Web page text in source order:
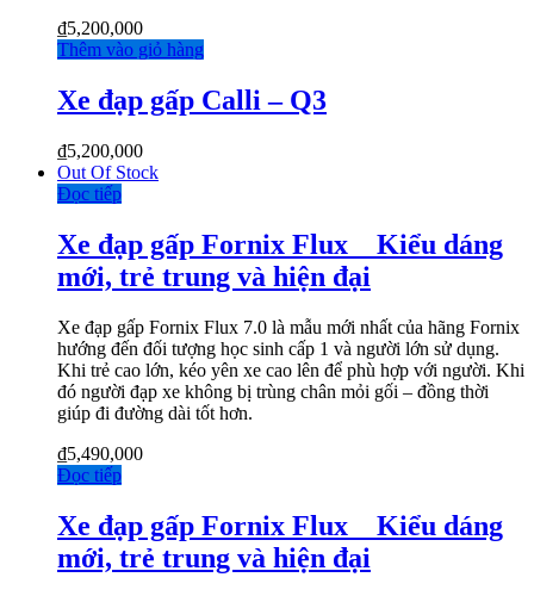
₫5,200,000
Thêm vào giỏ hàng
Xe đạp gấp Calli – Q3
₫5,200,000
Out Of Stock
Đọc tiếp
Xe đạp gấp Fornix Flux _ Kiểu dáng
mới, trẻ trung và hiện đại
Xe đạp gấp Fornix Flux 7.0 là mẫu mới nhất của hãng Fornix
hướng đến đối tượng học sinh cấp 1 và người lớn sử dụng.
Khi trẻ cao lớn, kéo yên xe cao lên để phù hợp với người. Khi
đó người đạp xe không bị trùng chân mỏi gối – đồng thời
giúp đi đường dài tốt hơn.
₫5,490,000
Đọc tiếp
Xe đạp gấp Fornix Flux _ Kiểu dáng
mới, trẻ trung và hiện đại